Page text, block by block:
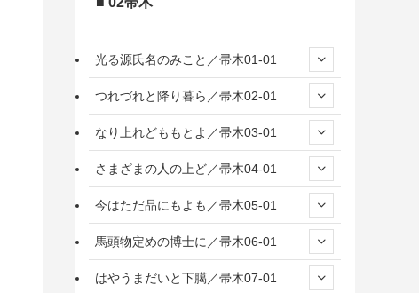
光る源氏名のみこと／帚木01-01
つれづれと降り暮ら／帚木02-01
なり上れどももとよ／帚木03-01
さまざまの人の上ど／帚木04-01
今はただ品にもよも／帚木05-01
馬頭物定めの博士に／帚木06-01
はやうまだいと下臈／帚木07-01